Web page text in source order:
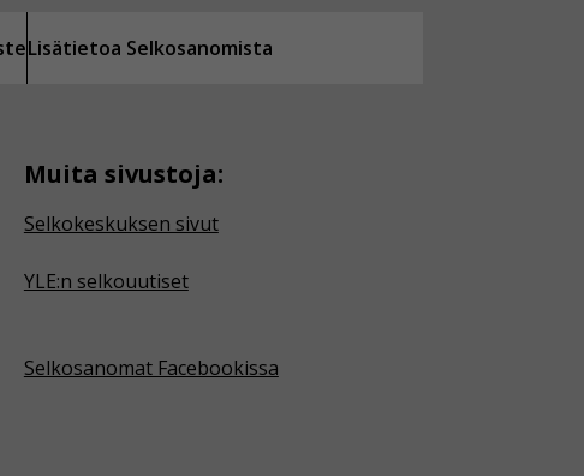
Lisätietoa Selkosanomista
Muita sivustoja:
Selkokeskuksen sivut
YLE:n selkouutiset
Selkosanomat Facebookissa